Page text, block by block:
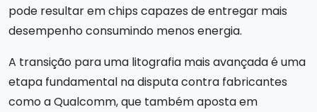
pode resultar em chips capazes de entregar mais
desempenho consumindo menos energia.
A transição para uma litografia mais avançada é uma
etapa fundamental na disputa contra fabricantes
como a Qualcomm, que também aposta em